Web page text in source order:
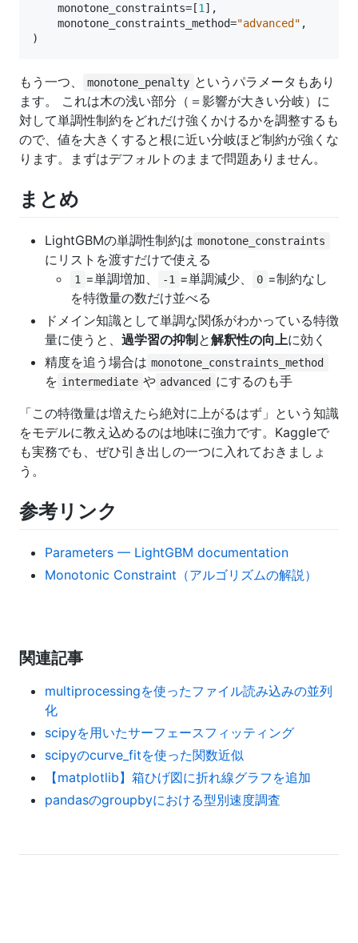
monotone_constraints= [1 ],
monotone_constraints_method="advanced" ,
)
もう一つ、 monotone_penalty というパラメータもあり
ます。 これは木の浅い部分（＝影響が大きい分岐）に
対して単調性制約をどれだけ強くかけるかを調整するも
ので、値を大きくすると根に近い分岐ほど制約が強くな
ります。まずはデフォルトのままで問題ありません。
まとめ
LightGBMの単調性制約は monotone_constraints
にリストを渡すだけで使える
1 =単調増加、 -1 =単調減少、 0 =制約なし
を特徴量の数だけ並べる
ドメイン知識として単調な関係がわかっている特徴
量に使うと、 過学習の抑制と解釈性の向上に効く
精度を追う場合は monotone_constraints_method
を intermediate や advanced にするのも手
「この特徴量は増えたら絶対に上がるはず」という知識
をモデルに教え込めるのは地味に強力です。Kaggleで
も実務でも、ぜひ引き出しの一つに入れておきましょ
う。
参考リンク
Parameters — LightGBM documentation
Monotonic Constraint（アルゴリズムの解説）
関連記事
multiprocessingを使ったファイル読み込みの並列
化
scipyを用いたサーフェースフィッティング
scipyのcurve_fitを使った関数近似
【matplotlib】箱ひげ図に折れ線グラフを追加
pandasのgroupbyにおける型別速度調査